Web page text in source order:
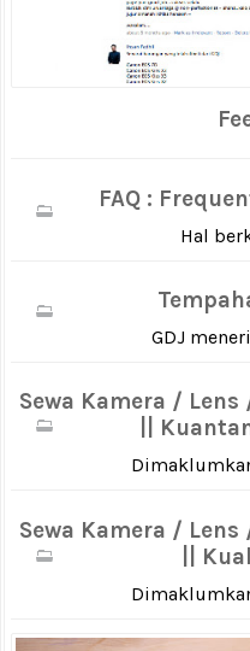
FAQ :
Hal
GDJ
Sewa Kamera /
||
Sewa Kamera /
||